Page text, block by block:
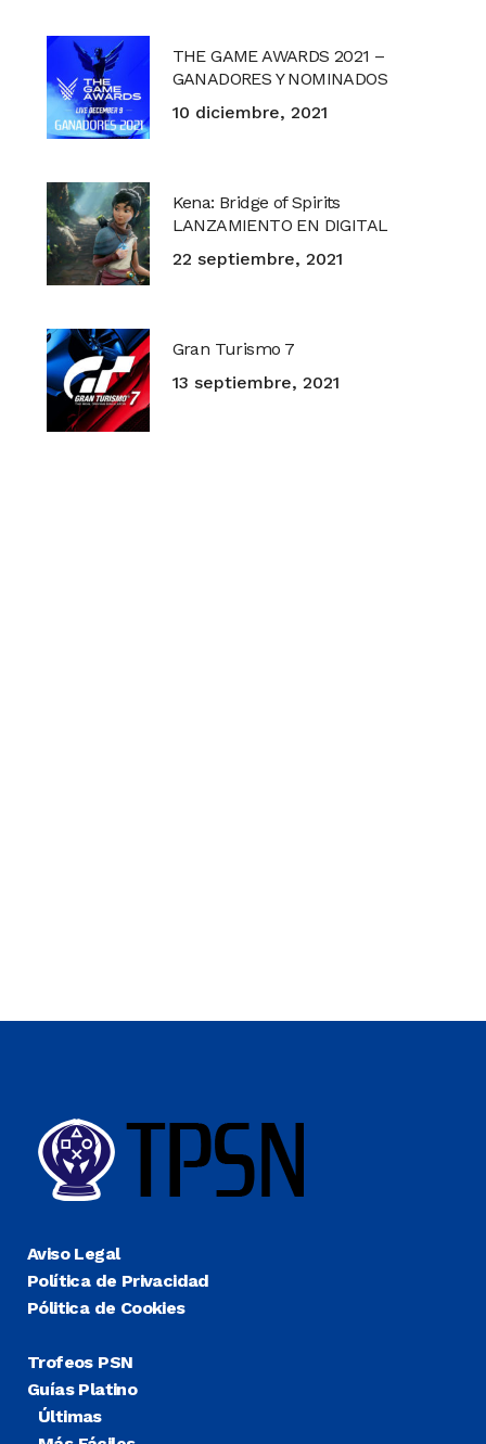
THE GAME AWARDS 2021 –
GANADORES Y NOMINADOS
10 diciembre, 2021
Kena: Bridge of Spirits
LANZAMIENTO EN DIGITAL
22 septiembre, 2021
Gran Turismo 7
13 septiembre, 2021
Aviso Legal
Política de Privacidad
Pólitica de Cookies
Trofeos PSN
Guías Platino
Últimas